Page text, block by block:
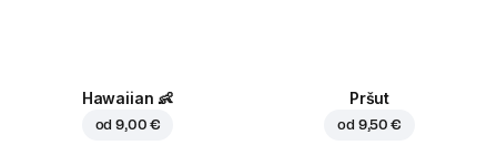
Hawaiian 👶
od9,00 €
Pršut
od 9,50 €